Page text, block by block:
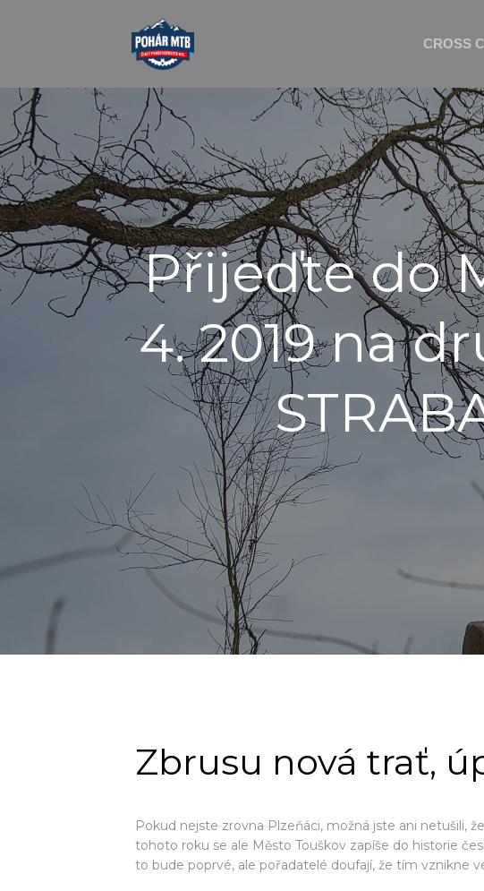
CROSS
Přijeďte do
4. 2019 na
Zbrusu nová trať,
Pokud nejste zrovna Plzeňáci, možná jste ani netušili,
tohoto roku se ale Město Touškov zapíše do historie
to bude poprvé, ale pořadatelé doufají, že tím vznikne